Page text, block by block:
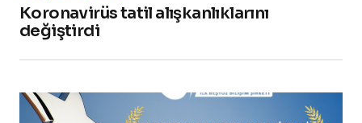
Koronavirüs tatil alışkanlıklarını
değiştirdi